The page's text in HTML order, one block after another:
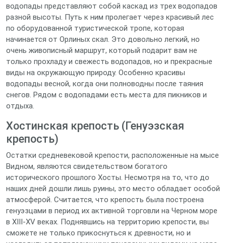
водопады представляют собой каскад из трех водопадов
разной высоты. Путь к ним пролегает через красивый лес
по оборудованной туристической тропе, которая
начинается от Орлиных скал. Это довольно легкий, но
очень живописный маршрут, который подарит вам не
только прохладу и свежесть водопадов, но и прекрасные
виды на окружающую природу. Особенно красивы
водопады весной, когда они полноводны после таяния
снегов. Рядом с водопадами есть места для пикников и
отдыха.
Хостинская крепость (Генуэзская
крепость)
Остатки средневековой крепости, расположенные на мысе
Видном, являются свидетельством богатого
исторического прошлого Хосты. Несмотря на то, что до
наших дней дошли лишь руины, это место обладает особой
атмосферой. Считается, что крепость была построена
генуэзцами в период их активной торговли на Черном море
в XIII-XV веках. Поднявшись на территорию крепости, вы
сможете не только прикоснуться к древности, но и